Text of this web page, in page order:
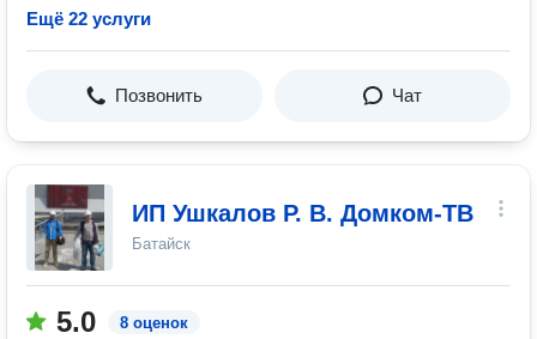
Ещё 22 услуги
Позвонить Чат
ИП Ушкалов Р. В. Домком-ТВ
Батайск
5.0 8 оценок